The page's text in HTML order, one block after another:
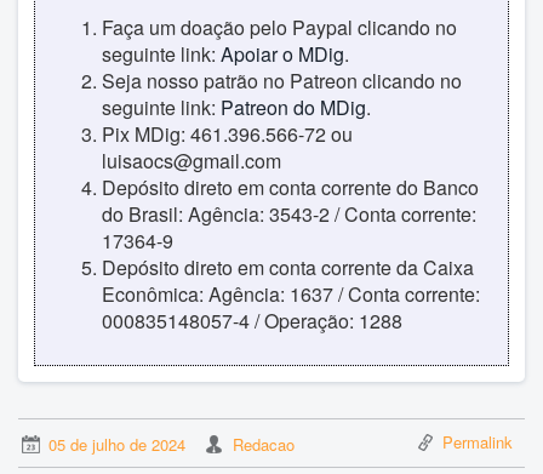
Faça um doação pelo Paypal clicando no
seguinte link: Apoiar o MDig.
Seja nosso patrão no Patreon clicando no
seguinte link: Patreon do MDig.
Pix MDig: 461.396.566-72 ou
luisaocs@gmail.com
Depósito direto em conta corrente do Banco
do Brasil: Agência: 3543-2 / Conta corrente:
17364-9
Depósito direto em conta corrente da Caixa
Econômica: Agência: 1637 / Conta corrente:
000835148057-4 / Operação: 1288
05 de julho de 2024 Redacao Permalink